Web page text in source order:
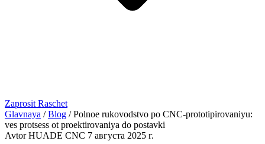
Zaprosit Raschet
Glavnaya / Blog / Polnoe rukovodstvo po CNC-prototipirovaniyu:
ves protsess ot proektirovaniya do postavki
Avtor HUADE CNC 7 августа 2025 г.